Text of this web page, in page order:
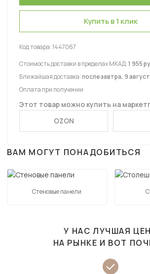
Купить в 1 клик
Код товара:1447067
Стоимость доставки в пределах МКАД:1 955
Ближайшая доставка:послезавтра, 9
Оплата при получении
Этот товар можно купить на
OZON
ВАМ МОГУТ ПОНАДОБИТЬСЯ
Стеновые панели
У НАС ЛУЧШАЯ
НА РЫНКЕ И ВОТ